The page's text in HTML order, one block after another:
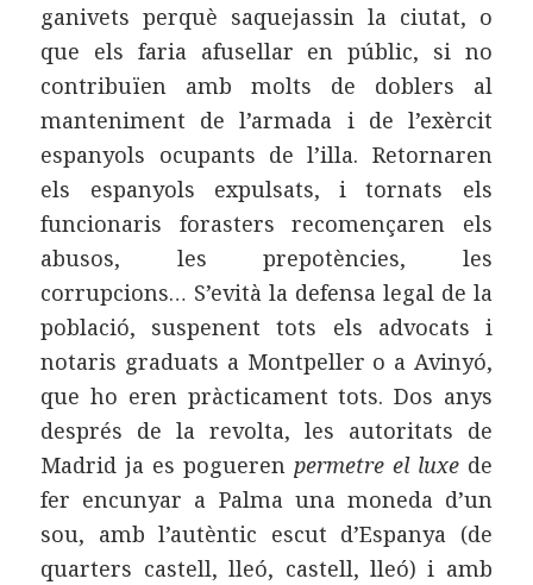
ganivets perquè saquejassin la ciutat, o
que els faria afusellar en públic, si no
contribuïen amb molts de doblers al
manteniment de l’armada i de l’exèrcit
espanyols ocupants de l’illa. Retornaren
els espanyols expulsats, i tornats els
funcionaris forasters recomençaren els
abusos, les prepotències, les
corrupcions… S’evità la defensa legal de la
població, suspenent tots els advocats i
notaris graduats a Montpeller o a Avinyó,
que ho eren pràcticament tots. Dos anys
després de la revolta, les autoritats de
Madrid ja es pogueren permetre el luxede
fer encunyar a Palma una moneda d’un
sou, amb l’autèntic escut d’Espanya (de
quarters castell, lleó, castell, lleó) i amb